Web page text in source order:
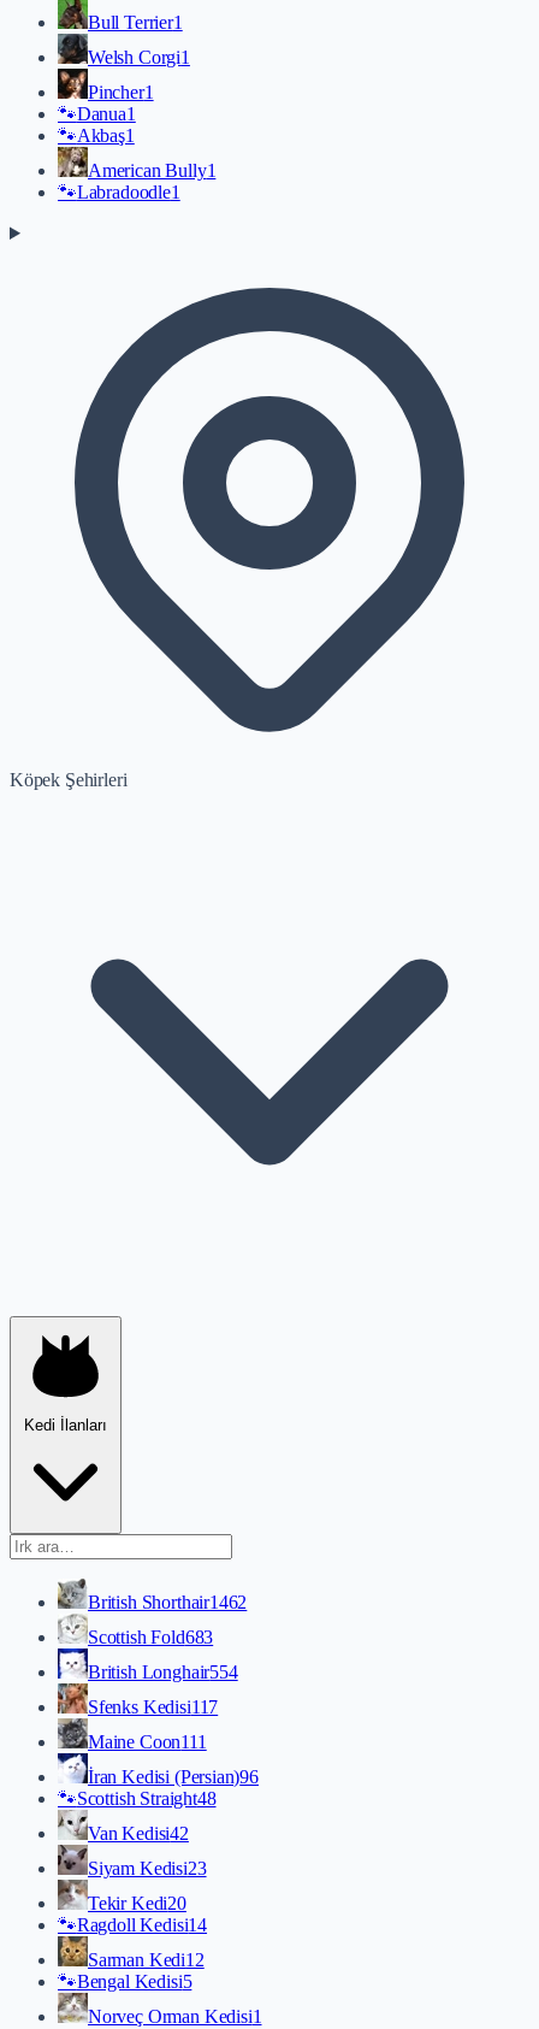
Bull Terrier1
Welsh Corgi1
Pincher1
🐾Danua1
🐾Akbaş1
American Bully1
🐾Labradoodle1
Köpek Şehirleri
Kedi İlanları
British Shorthair1462
Scottish Fold683
British Longhair554
Sfenks Kedisi117
Maine Coon111
İran Kedisi (Persian)96
🐾Scottish Straight48
Van Kedisi42
Siyam Kedisi23
Tekir Kedi20
🐾Ragdoll Kedisi14
Sarman Kedi12
🐾Bengal Kedisi5
Norveç Orman Kedisi1